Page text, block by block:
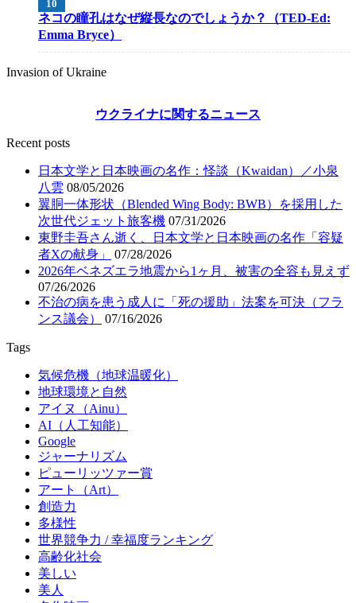
ネコの瞳孔はなぜ縦長なのでしょうか？（TED-Ed:
Emma Bryce）
Invasion of Ukraine
ウクライナに関するニュース
Recent posts
日本文学と日本映画の名作：怪談（Kwaidan）／小泉
八雲 08/05/2026
翼胴一体形状（Blended Wing Body: BWB）を採用した
次世代ジェット旅客機 07/31/2026
東野圭吾さん逝く、日本文学と日本映画の名作「容疑
者Xの献身」
07/28/2026
2026年ベネズエラ地震から1ヶ月、被害の全容も見えず
07/26/2026
不治の病を患う成人に「死の援助」法案を可決（フラ
ンス議会）
07/16/2026
Tags
気候危機（地球温暖化）
地球環境と自然
アイヌ（Ainu）
AI（人工知能）
Google
ジャーナリズム
ピューリッツァー賞
アート（Art）
創造力
多様性
世界競争力 / 幸福度ランキング
高齢化社会
美しい
美人